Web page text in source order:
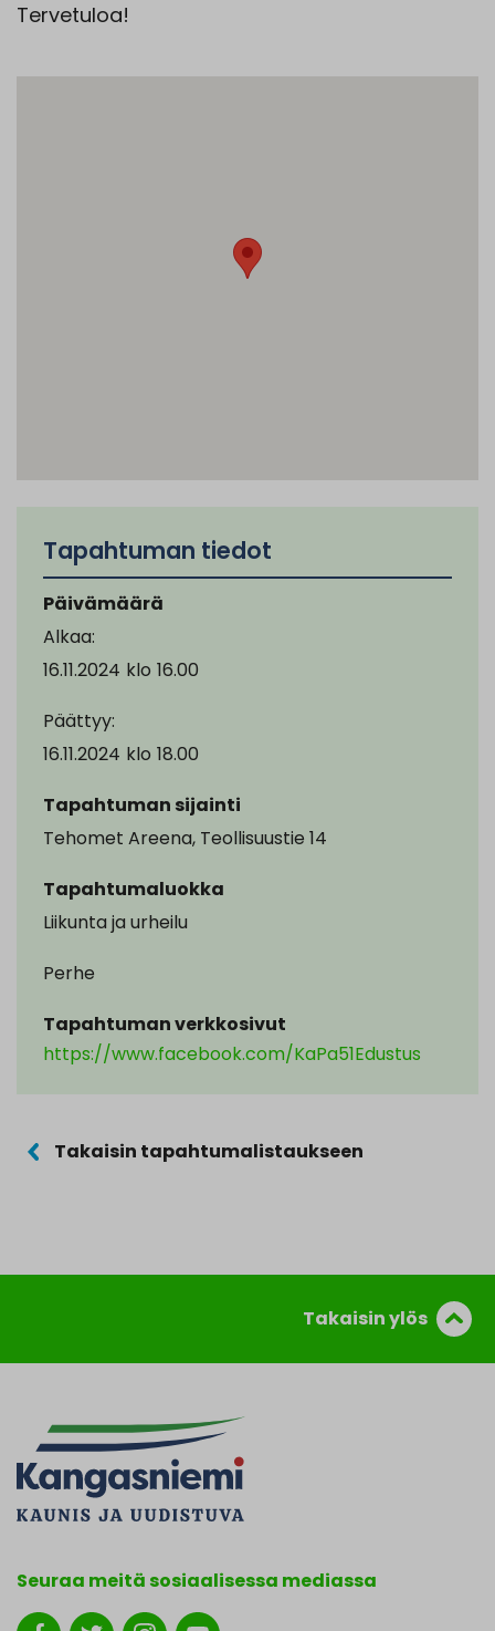
Tervetuloa!
Tapahtuman tiedot
Päivämäärä
Alkaa:
16.11.2024 klo 16.00
Päättyy:
16.11.2024 klo 18.00
Tapahtuman sijainti
Tehomet Areena, Teollisuustie 14
Tapahtumaluokka
Liikunta ja urheilu
Perhe
Tapahtuman verkkosivut
https://www.facebook.com/KaPa51Edustus
Takaisin tapahtumalistaukseen
Takaisin ylös
Seuraa meitä sosiaalisessa mediassa